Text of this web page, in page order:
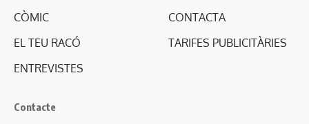
CÒMIC
EL TEU RACÓ
ENTREVISTES
CONTACTA
TARIFES PUBLICITÀRIES
Contacte